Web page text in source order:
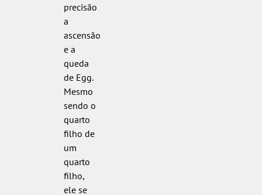
precisão
a
ascensão
e a
queda
de Egg.
Mesmo
sendo o
quarto
filho de
um
quarto
filho,
ele se